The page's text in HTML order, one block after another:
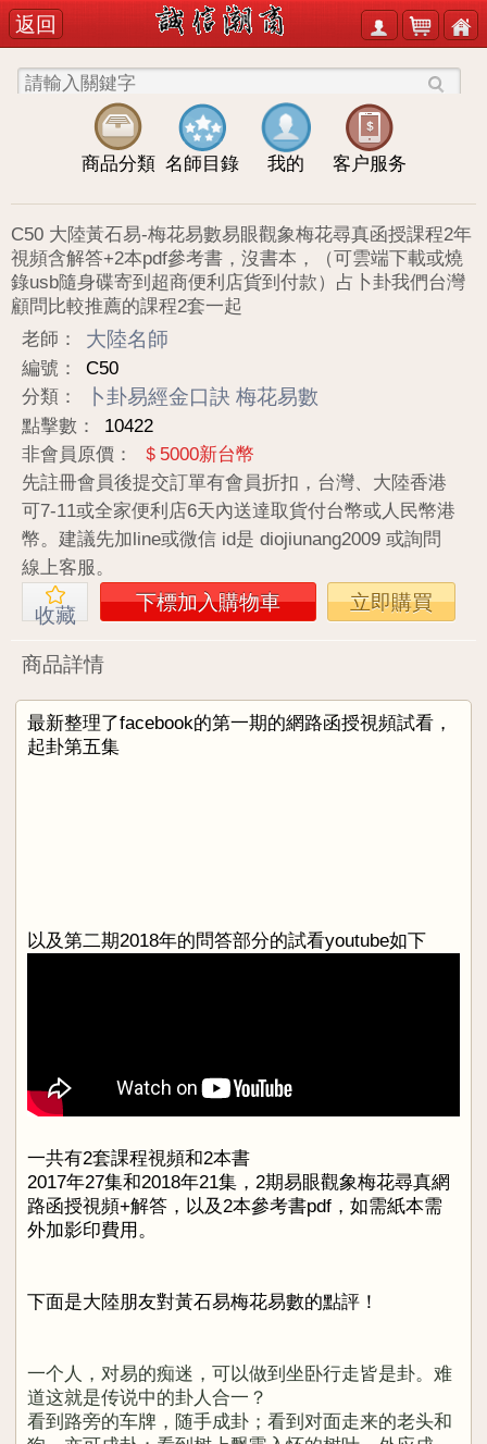
返回
商品分類 名師目錄 我的 客户服务
C50 大陸黃石易-梅花易數易眼觀象梅花尋真函授課程2年
視頻含解答+2本pdf參考書，沒書本，（可雲端下載或燒
錄usb隨身碟寄到超商便利店貨到付款）占卜卦我們台灣
顧問比較推薦的課程2套一起
老師：
大陸名師
編號：
C50
分類：
卜卦易經金口訣 梅花易數
點擊數：
10422
非會員原價：
＄5000新台幣
先註冊會員後提交訂單有會員折扣，台灣、大陸香港
可7-11或全家便利店6天內送達取貨付台幣或人民幣港
幣。建議先加line或微信 id是 diojiunang2009 或詢問
線上客服。
收藏
下標加入購物車 立即購買
商品詳情
最新整理了facebook的第一期的網路函授視頻試看，
起卦第五集
以及第二期2018年的問答部分的試看youtube如下
一共有2套課程視頻和2本書
2017年27集和2018年21集，2期易眼觀象梅花尋真網
路函授視頻+解答，以及2本參考書pdf，如需紙本需
外加影印費用。
下面是大陸朋友對黃石易梅花易數的點評！
一个人，对易的痴迷，可以做到坐卧行走皆是卦。难
道这就是传说中的卦人合一？
看到路旁的车牌，随手成卦；看到对面走来的老头和